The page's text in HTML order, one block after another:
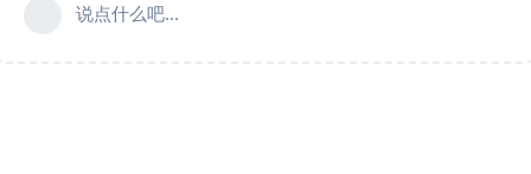
说点什么吧...